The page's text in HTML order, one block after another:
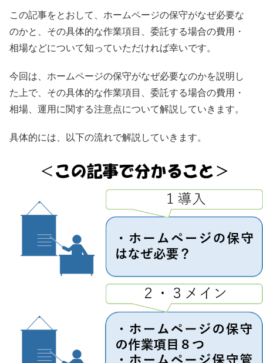
この記事をとおして、ホームページの保守がなぜ必要な
のかと、その具体的な作業項目、委託する場合の費用・
相場などについて知っていただければ幸いです。
今回は、ホームページの保守がなぜ必要なのかを説明し
た上で、その具体的な作業項目、委託する場合の費用・
相場、運用に関する注意点について解説していきます。
具体的には、以下の流れで解説していきます。